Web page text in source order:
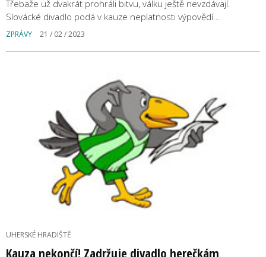
Třebaže už dvakrát prohráli bitvu, válku ještě nevzdávají.
Slovácké divadlo podá v kauze neplatnosti výpovědí…
ZPRÁVY 21 / 02 / 2023
UHERSKÉ HRADIŠTĚ
Kauza nekončí! Zadržuje divadlo herečkám